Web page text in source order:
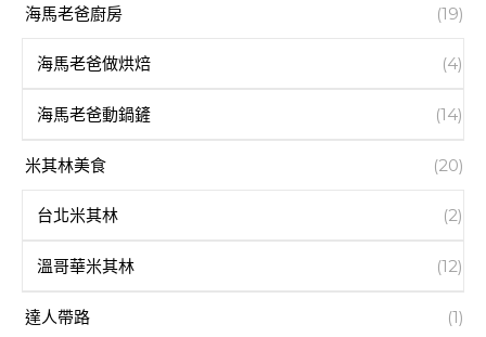
海馬老爸廚房 (19)
海馬老爸做烘焙 (4)
海馬老爸動鍋鏟 (14)
米其林美食 (20)
台北米其林 (2)
溫哥華米其林 (12)
達人帶路 (1)